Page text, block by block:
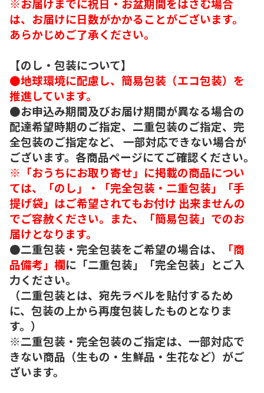
※お届けまでに祝日・お盆期間をはさむ場合
は、お届けに日数がかかることがございます。
あらかじめご了承ください。
【のし・包装について】
●地球環境に配慮し、簡易包装（エコ包装）を
推進しています。
●お申込み期間及びお届け期間が異なる場合の
配達希望時期のご指定、二重包装のご指定、完
全包装のご指定など、 一部対応できない場合が
ございます。各商品ページにてご確認ください。
※「おうちにお取り寄せ」に掲載の商品につい
ては、「のし」・「完全包装・二重包装」「手
提げ袋」はご希望されてもお付け 出来ませんの
でご容赦ください。また、「簡易包装」でのお
届けとなります。
●二重包装・完全包装をご希望の場合は、
「商
品備考」欄に「二重包装」「完全包装」とご入
力ください。
（二重包装とは、宛先ラベルを貼付するため
に、包装の上から再度包装したものとなりま
す。）
※二重包装・完全包装のご指定は、一部対応で
きない商品（生もの・生鮮品・生花など）がご
ざいます。